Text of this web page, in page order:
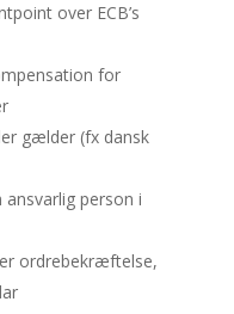
over ECB’s
for
gælder (fx dansk
person i
ordrebekræftelse,